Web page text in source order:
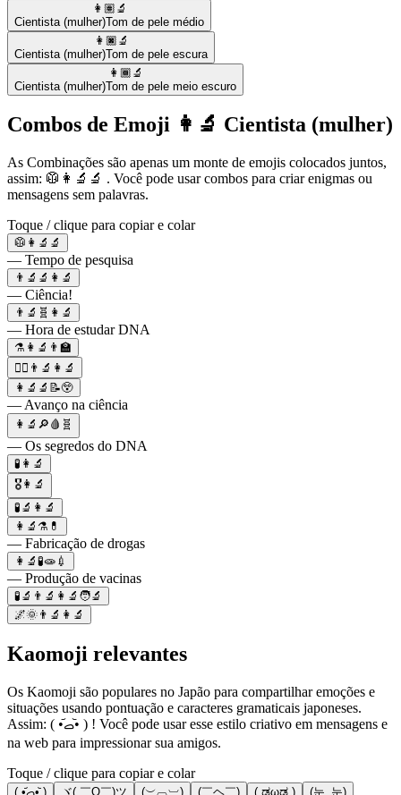
👩🏽‍🔬
Cientista (mulher)Tom de pele médio
👩🏿‍🔬
Cientista (mulher)Tom de pele escura
👩🏾‍🔬
Cientista (mulher)Tom de pele meio escuro
Combos de Emoji 👩‍🔬 Cientista (mulher)
As Combinações são apenas um monte de emojis colocados juntos,
assim: 🥼👩‍🔬🔬 . Você pode usar combos para criar enigmas ou
mensagens sem palavras.
Toque / clique para copiar e colar
🥼👩‍🔬🔬
— Tempo de pesquisa
👨‍🔬🔬👩‍🔬
— Ciência!
👨‍🔬🧬👩‍🔬
— Hora de estudar DNA
⚗️👩‍🔬👨‍🏫
🧑‍⚕️👨‍🔬👩‍🔬
👩‍🔬🔬📝😲
— Avanço na ciência
👩‍🔬🔎🩸🧬
— Os segredos do DNA
🧪👩‍🔬
🎖️👩‍🔬
🧪🔬👩‍🔬
👩‍🔬⚗️💊
— Fabricação de drogas
👩‍🔬🧪🧫💉
— Produção de vacinas
🧪🔬👨‍🔬👩‍🔬🧑‍🔬
🌌🌞👨‍🔬👩‍🔬
Kaomoji relevantes
Os Kaomoji são populares no Japão para compartilhar emoções e
situações usando pontuação e caracteres gramaticais japoneses.
Assim: ( •᷄ࡇ•᷅ ) ! Você pode usar esse estilo criativo em mensagens e
na web para impressionar sua amigos.
Toque / clique para copiar e colar
( •᷄ࡇ•᷅ ) ヾ( ￣O￣)ツ (︶︹︺) (￣ヘ￣) („ಡωಡ„) (눈_눈)